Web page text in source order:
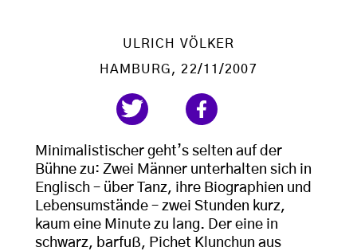
ULRICH VÖLKER
HAMBURG , 22/11/2007
Minimalistischer geht’s selten auf der
Bühne zu: Zwei Männer unterhalten sich in
Englisch – über Tanz, ihre Biographien und
Lebensumstände – zwei Stunden kurz,
kaum eine Minute zu lang. Der eine in
schwarz, barfuß, Pichet Klunchun aus